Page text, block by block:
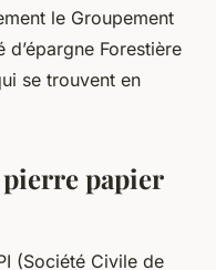
le Groupement
d’épargne Forestière
se trouvent en
papier
(Société Civile de